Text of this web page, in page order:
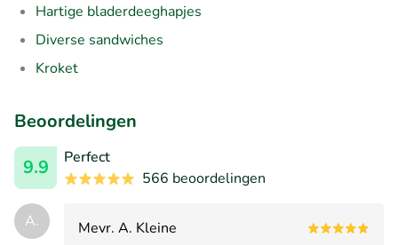
Hartige bladerdeeghapjes
Diverse sandwiches
Kroket
Beoordelingen
9.9
Perfect
566 beoordelingen
A.
Mevr. A. Kleine